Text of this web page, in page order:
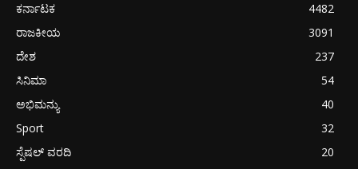
ಕರ್ನಾಟಕ
4482
ರಾಜಕೀಯ
3091
ದೇಶ
237
ಸಿನಿಮಾ
54
ಅಭಿಮನ್ಯು
40
Sport
32
ಸ್ಪೆಷಲ್ ವರದಿ
20